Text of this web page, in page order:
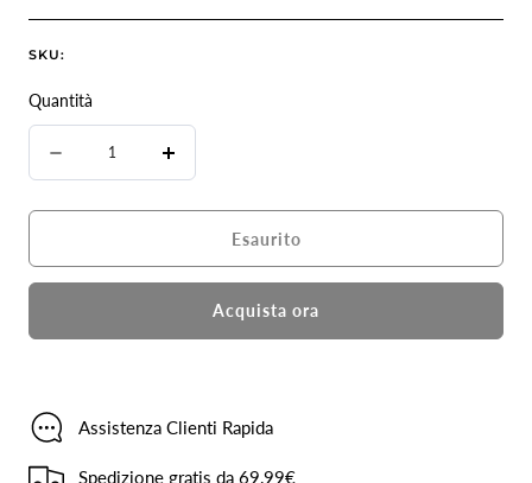
SKU:
Quantità
la
per
Crochet
Chic
la
quantità
per
Cardigan
Crochet
Chic
Esaurito
Acquista ora
Assistenza Clienti Rapida
Spedizione gratis da 69,99€